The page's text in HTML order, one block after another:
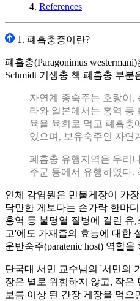
4. References
1. 폐흡충증이란?
폐흡충(Paragonimus
Schmidt 기생충 책 폐흡충 부분
자연계 종숙주는 호랑이,
라와 일본에서는 홍역 등
육을 육회로 먹고 폐흡충
있으며, 보유숙주인 자연
폐흡충 유행지역은 우리
주군 등에서 유행하였다.
인체 감염원은 민물게장이 가
닥만한 게보다는 손가락 한마
홍역 등 불명열 질병에 걸린
고'에도 가재즙의 효능에 대한
운반숙주(paratenic host) 역할
단국대 서민 교수님의 '서민의
장은 별로 위험하지 않고, 작은
보름 이상 된 간장 게장을 먹